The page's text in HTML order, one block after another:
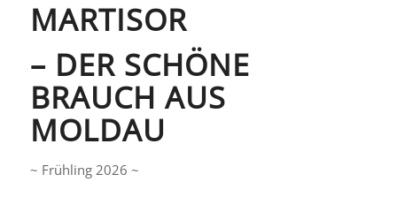
MARTISOR
– DER SCHÖNE
BRAUCH AUS
MOLDAU
~ Frühling 2026 ~